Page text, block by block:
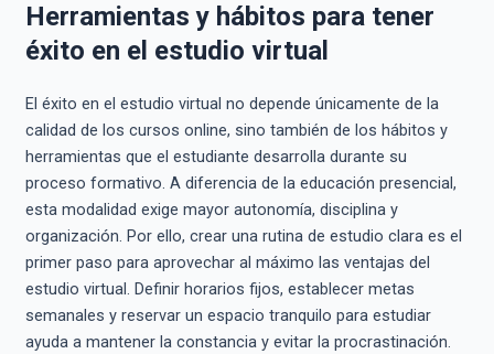
Herramientas y hábitos para tener
éxito en el estudio virtual
El éxito en el estudio virtual no depende únicamente de la
calidad de los cursos online, sino también de los hábitos y
herramientas que el estudiante desarrolla durante su
proceso formativo. A diferencia de la educación presencial,
esta modalidad exige mayor autonomía, disciplina y
organización. Por ello, crear una rutina de estudio clara es el
primer paso para aprovechar al máximo las ventajas del
estudio virtual. Definir horarios fijos, establecer metas
semanales y reservar un espacio tranquilo para estudiar
ayuda a mantener la constancia y evitar la procrastinación.